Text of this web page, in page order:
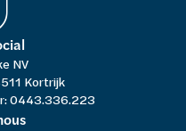
NV
Kortrijk
0443.336.223